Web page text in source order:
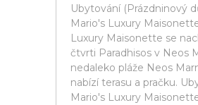
Ubytování (Prázdninový
Mario's Luxury
Luxury Maisonette se
čtvrti Paradhisos v Neos
nedaleko pláže Neos
nabízí terasu a pračku.
Mario's Luxury